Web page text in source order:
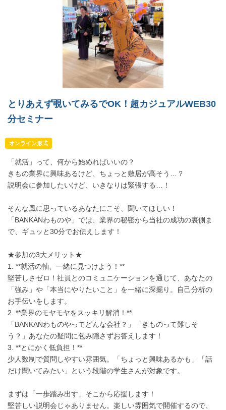
とりあえず覗いてみるでOK！超カジュアルWEB30
分セミナー
オンライン形式
「就活」って、何から始めればいいの？
きもの業界に興味あるけど、ちょっと敷居が高そう…？
説明会に参加したいけど、いきなりは緊張する…！
そんな風に思っているあなたにこそ、聞いてほしい！
「BANKANわものや」では、業界の秘密から当社の成功の裏側ま
で、ギュッと30分でお伝えします！
★参加の3大メリット★
1. **就活の軸、一緒に見つけよう！**
堅苦しさゼロ！社員とのコミュニケーションを通じて、あなたの
「強み」や「本当にやりたいこと」を一緒に深掘り。自己分析の
お手伝いをします。
2. **業界のモヤモヤをスッキリ解消！**
「BANKANわものやってどんな会社？」「きものって難しそ
う？」あなたの疑問に包み隠さずお答えします！
3. **とにかく低負担！**
少人数制で質問しやすい雰囲気。「ちょっと興味あるかも」「話
だけ聞いてみたい」という段階の学生さんが対象です。
まずは「一歩踏み出す」そこから応援します！
堅苦しい説明会じゃありません。楽しい雰囲気で開催するので、